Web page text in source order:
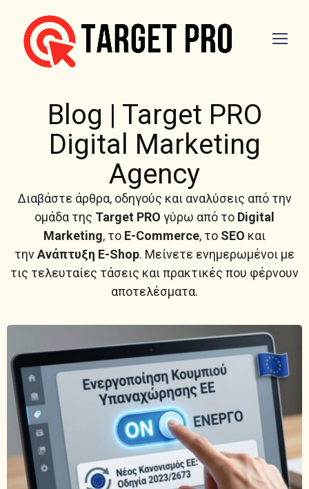
Blog | Target PRO
Digital Marketing
Agency
Διαβάστε άρθρα, οδηγούς και αναλύσεις από την
ομάδα της Target PRO γύρω από το Digital
Marketing, το E-Commerce, το SEO και
τηνΑνάπτυξη E-Shop. Μείνετε ενημερωμένοι με
τις τελευταίες τάσεις και πρακτικές που φέρνουν
αποτελέσματα.